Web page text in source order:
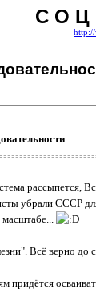
С О Ц
рассыпется,
СССР для
Всё верно до
придётся